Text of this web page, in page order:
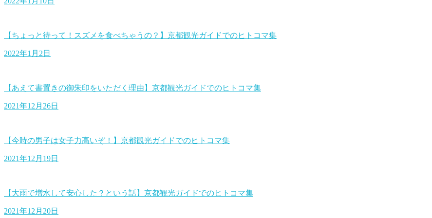
【ちょっと待って！スズメを食べちゃうの？】京都観光ガイドでのヒトコマ集
2022年1月2日
【あえて書置きの御朱印をいただく理由】京都観光ガイドでのヒトコマ集
2021年12月26日
【今時の男子は女子力高いぞ！】京都観光ガイドでのヒトコマ集
2021年12月19日
【大雨で増水して安心した？という話】京都観光ガイドでのヒトコマ集
2021年12月20日